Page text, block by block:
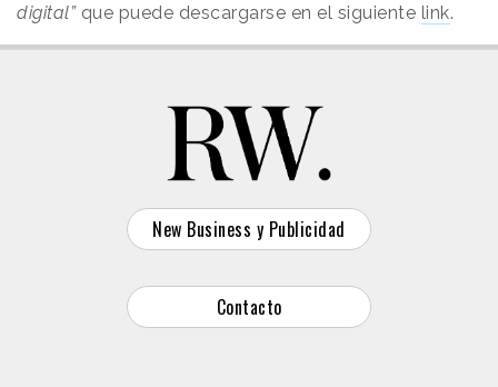
digital” que puede descargarse en el siguiente link.
New Business y Publicidad
Contacto